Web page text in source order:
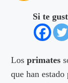
Si te
Losprimates
que han